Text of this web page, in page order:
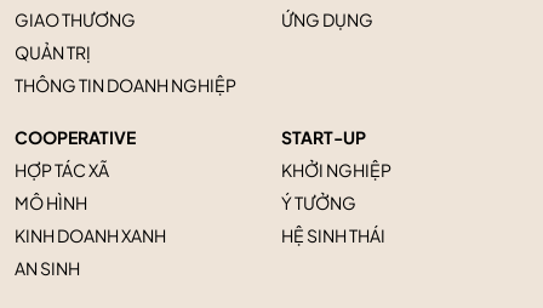
GIAO THƯƠNG
QUẢN TRỊ
THÔNG TIN DOANH NGHIỆP
ỨNG DỤNG
COOPERATIVE
HỢP TÁC XÃ
MÔ HÌNH
KINH DOANH XANH
AN SINH
START-UP
KHỞI NGHIỆP
Ý TƯỞNG
HỆ SINH THÁI